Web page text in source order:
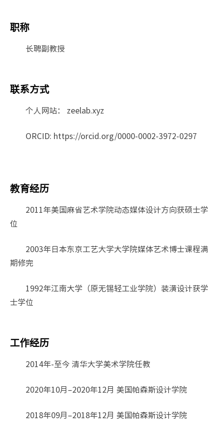
职称
长聘副教授
联系方式
个人网站： zeelab.xyz
ORCID: https://orcid.org/0000-0002-3972-0297
教育经历
2011年美国麻省艺术学院动态媒体设计方向获硕士学
位
2003年日本东京工艺大学大学院媒体艺术博士课程满
期修完
1992年江南大学（原无锡轻工业学院）装潢设计获学
士学位
工作经历
2014年-至今 清华大学美术学院任教
2020年10月–2020年12月 美国帕森斯设计学院
2018年09月–2018年12月 美国帕森斯设计学院